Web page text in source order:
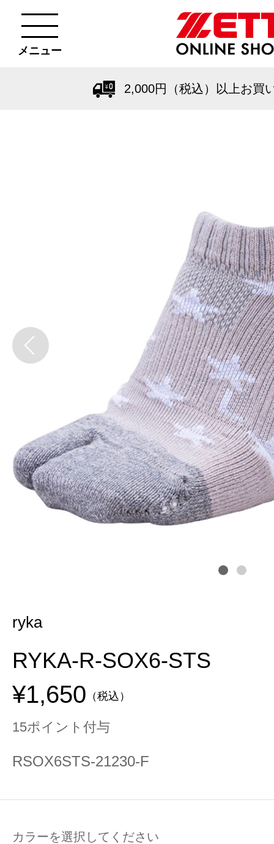
メニュー
2,000円（税込）以上お買
ryka
RYKA-R-SOX6-STS
¥1,650 （税込）
15ポイント付与
RSOX6STS-21230-F
カラーを選択してください